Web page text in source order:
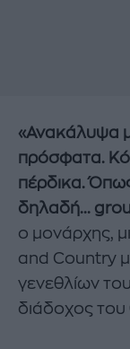
«Ανακάλυψα
πρόσφατα.
πέρδικα.
δηλαδή...
ο μονάρχης,
and Country
γενεθλίων
διάδοχος